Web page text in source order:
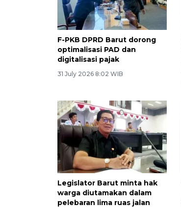
F-PKB DPRD Barut dorong
optimalisasi PAD dan
digitalisasi pajak
31 July 2026 8:02 WIB
Legislator Barut minta hak
warga diutamakan dalam
pelebaran lima ruas jalan